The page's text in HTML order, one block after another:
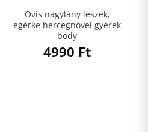
Ovis nagylány leszek,
egérke hercegnővel gyerek
body
4990 Ft